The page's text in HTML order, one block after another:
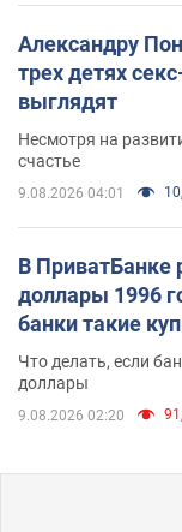
Александру
трех детях
выглядят
Несмотря на
счастье
9.08.2026 04:01
В ПриватБанке
доллары 1996
банки такие
Что делать, если
доллары
9.08.2026 02:20